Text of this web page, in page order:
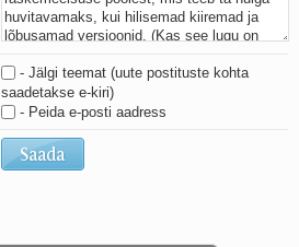
- Jälgi teemat (uute postituste kohta
saadetakse e-kiri)
- Peida e-posti aadress